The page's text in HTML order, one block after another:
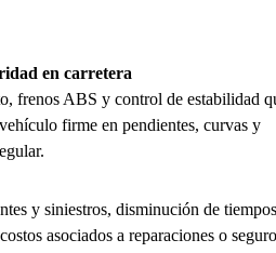
en carretera
frenos ABS y control de estabilidad
firme en pendientes, curvas y
y siniestros, disminución de tiempos
asociados a reparaciones o